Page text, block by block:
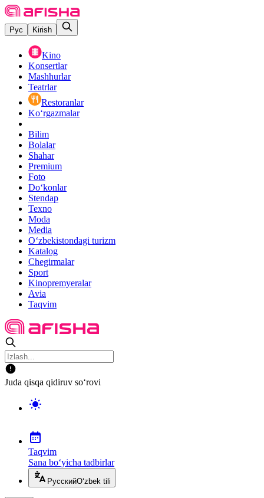
Рус Kirish
Kino
Konsertlar
Mashhurlar
Teatrlar
Restoranlar
Ko‘rgazmalar
Bilim
Bolalar
Shahar
Premium
Foto
Do‘konlar
Stendap
Texno
Moda
Media
O‘zbekistondagi turizm
Katalog
Chegirmalar
Sport
Kinopremyeralar
Avia
Taqvim
Juda qisqa qidiruv so‘rovi
Taqvim
Sana bo‘yicha tadbirlar
РусскийO‘zbek tili